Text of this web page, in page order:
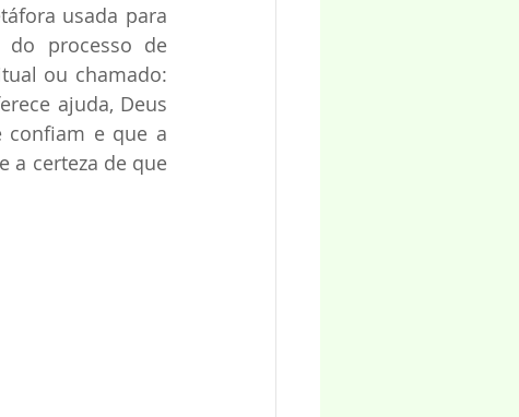
usada para
do processo de
ou chamado:
ajuda, Deus
confiam e que a
a certeza de que